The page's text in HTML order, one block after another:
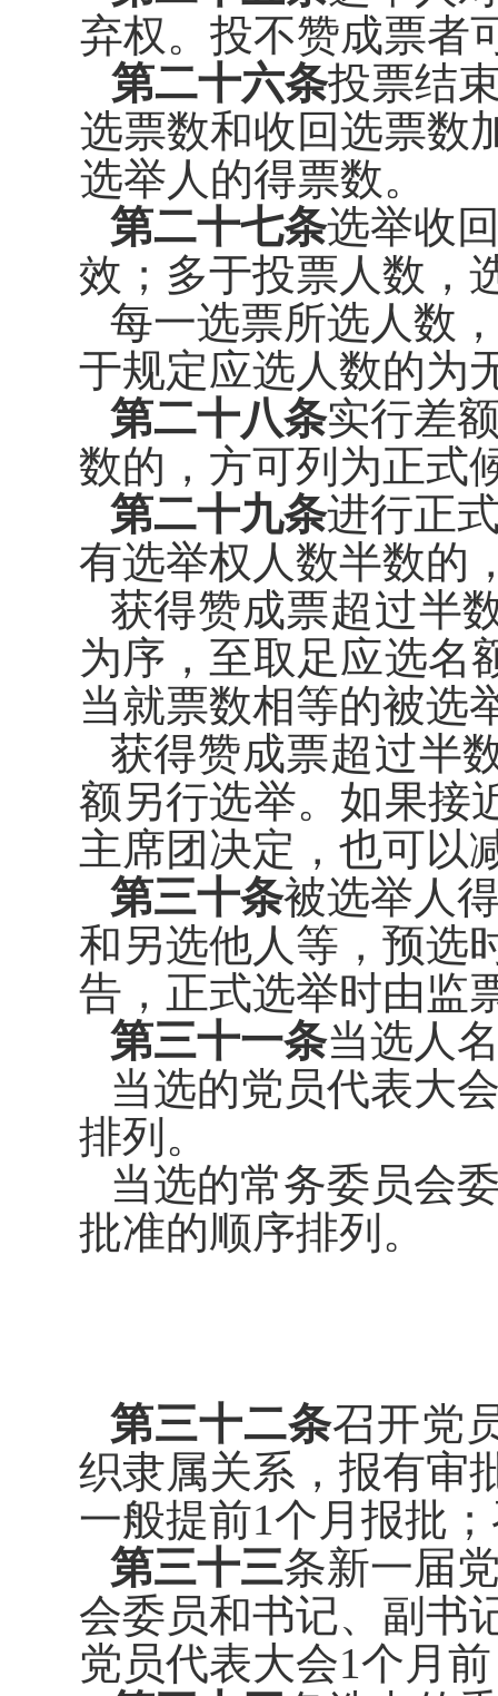
弃权。投不赞成票者
第二十六条投票结
选票数和收回选票数
选举人的得票数。
第二十七条选举收
效；多于投票人数，
每一选票所选人数
于规定应选人数的为
第二十八条实行差
数的，方可列为正式
第二十九条进行正
有选举权 人数半数的
获得赞成票超过半
为序，至取足应选名
当就票数相等的被选
获得赞成票超过半
额另行选举。如果接
主席团决定，也可以
第三十条被选举人
和另选他人等，预选
告，正式选举时由监
第三十一条当选人
当选的党员代表大
排列。
当选的常务委员会
批准的顺序排列。
第三十二条召开党
织隶属关系，报有审
一般提前1个月报批；
第三十三条新一届
会委员和书记、副书
党员代表大会1个月